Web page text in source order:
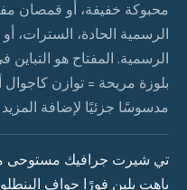
محبوكة خفيفة، أو قمصان
الرسمية الحادة، السترات،
الرسمية. المفتاح هو
بلوزة مريحة = توازن
مدسوسًا جزئيًا لإضافة
تي شيرت جرافيك مستوحى
باهت يلين فورًا حواف